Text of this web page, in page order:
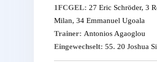
1FCGEL: 27 Eric Schröder, 3
Milan, 34 Emmanuel Ugoala
Trainer: Antonios Agaoglou
Eingewechselt: 55. 20 Joshua